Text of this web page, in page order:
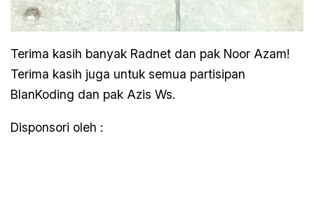
Terima kasih banyak Radnet dan pak Noor Azam!
Terima kasih juga untuk semua partisipan
BlanKoding dan pak Azis Ws.
Disponsori oleh :